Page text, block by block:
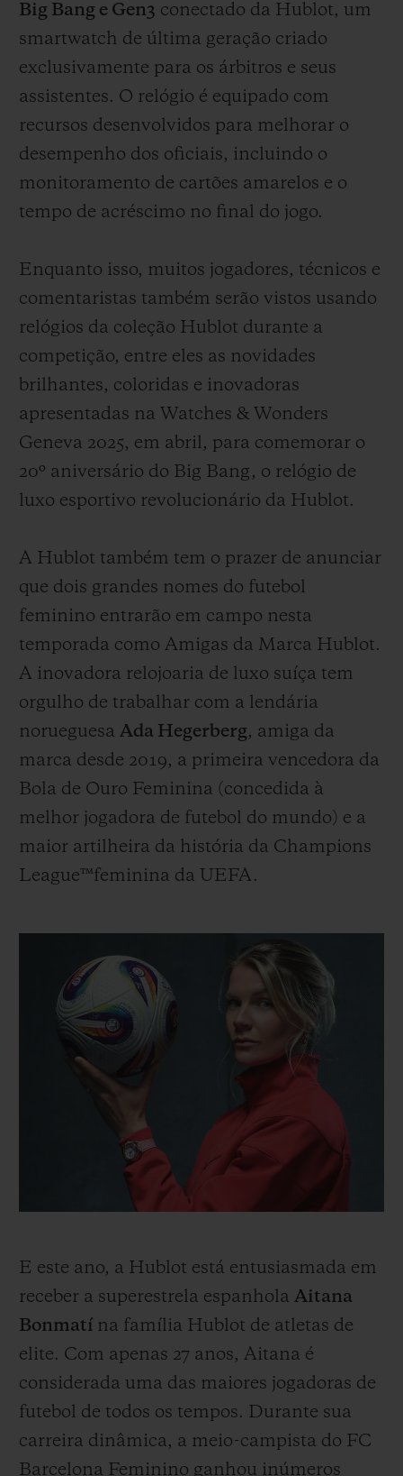
Big Bang e Gen3 conectado da Hublot, um
smartwatch de última geração criado
exclusivamente para os árbitros e seus
assistentes. O relógio é equipado com
recursos desenvolvidos para melhorar o
desempenho dos oficiais, incluindo o
monitoramento de cartões amarelos e o
tempo de acréscimo no final do jogo.
Enquanto isso, muitos jogadores, técnicos e
comentaristas também serão vistos usando
relógios da coleção Hublot durante a
competição, entre eles as novidades
brilhantes, coloridas e inovadoras
apresentadas na Watches & Wonders
Geneva 2025, em abril, para comemorar o
20º aniversário do Big Bang, o relógio de
luxo esportivo revolucionário da Hublot.
A Hublot também tem o prazer de anunciar
que dois grandes nomes do futebol
feminino entrarão em campo nesta
temporada como Amigas da Marca Hublot.
A inovadora relojoaria de luxo suíça tem
orgulho de trabalhar com a lendária
norueguesa Ada Hegerberg, amiga da
marca desde 2019, a primeira vencedora da
Bola de Ouro Feminina (concedida à
melhor jogadora de futebol do mundo) e a
maior artilheira da história da Champions
League™feminina da UEFA.
E este ano, a Hublot está entusiasmada em
receber a superestrela espanhola Aitana
Bonmatí na família Hublot de atletas de
elite. Com apenas 27 anos, Aitana é
considerada uma das maiores jogadoras de
futebol de todos os tempos. Durante sua
carreira dinâmica, a meio-campista do FC
Barcelona Feminino ganhou inúmeros